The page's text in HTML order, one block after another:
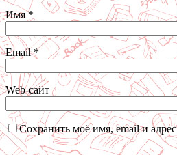
Имя*
Email*
Web-сайт
Сохранить моё имя, email и